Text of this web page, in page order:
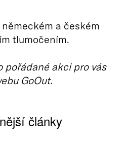
a českém
tlumočením.
pořádané akci pro vás
GoOut.
články